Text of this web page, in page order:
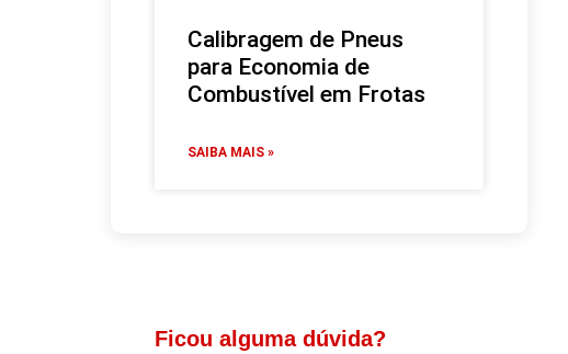
Calibragem de Pneus
para Economia de
Combustível em Frotas
SAIBA MAIS »
Ficou alguma dúvida?